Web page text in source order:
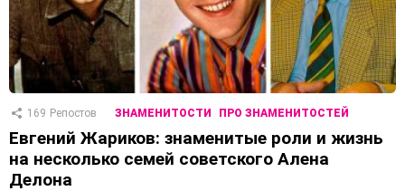
169 Репостов ЗНАМЕНИТОСТИ ПРО ЗНАМЕНИТОСТЕЙ
Евгений Жариков: знаменитые роли и жизнь
на несколько семей советского Алена
Делона